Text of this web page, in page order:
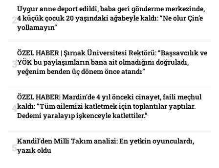
Uygur anne deport edildi, baba geri gönderme merkezinde,
4 küçük çocuk 20 yaşındaki ağabeyle kaldı: “Ne olur Çin’e
yollamayın”
ÖZEL HABER | Şırnak Üniversitesi Rektörü: “Başsavcılık ve
YÖK bu paylaşımların bana ait olmadığını doğruladı,
yeğenim benden üç dönem önce atandı”
ÖZEL HABER| Mardin’de 4 yıl önceki cinayet, faili meçhul
kaldı: “Tüm ailemizi katletmek için toplantılar yaptılar.
Dedemi yaralayıp işkenceyle katlettiler.”
Kandil’den Milli Takım analizi: En yetkin oyunculardı,
yazık oldu